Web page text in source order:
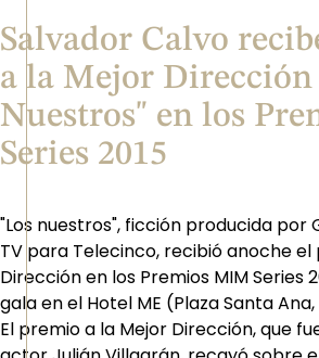
Salvador Calvo
a la Mejor Dirección
Nuestros" en los
Series 2015
"Los nuestros", ficción producida por
TV para Telecinco, recibió anoche
Dirección en los Premios MIM Series
gala en el Hotel ME (Plaza Santa
El premio a la Mejor Dirección, que